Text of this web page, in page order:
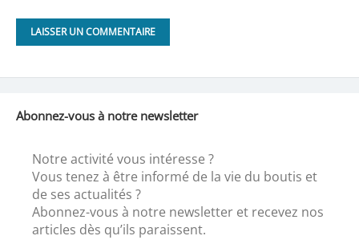
Abonnez-vous à notre newsletter
Notre activité vous intéresse ?
Vous tenez à être informé de la vie du boutis et
de ses actualités ?
Abonnez-vous à notre newsletter et recevez nos
articles dès qu’ils paraissent.